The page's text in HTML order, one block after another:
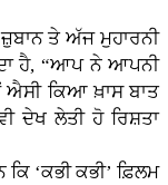
ਤੇ ਅੱਜ ਮੁਹਾਰਨੀ
ਹੈ, “ਆਪ ਨੇ ਆਪਨੀ
ਕਿਆ ਖ਼ਾਸ ਬਾਤ
ਦੇਖ ਲੇਤੀ ਹੋ ਰਿਸ਼ਤਾ
‘ਕਭੀ ਕਭੀ’ ਫ਼ਿਲਮ